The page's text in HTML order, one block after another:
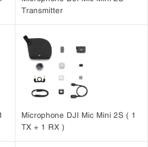
Transmitter
Microphone DJI Mic Mini 2S ( 1
TX + 1 RX )